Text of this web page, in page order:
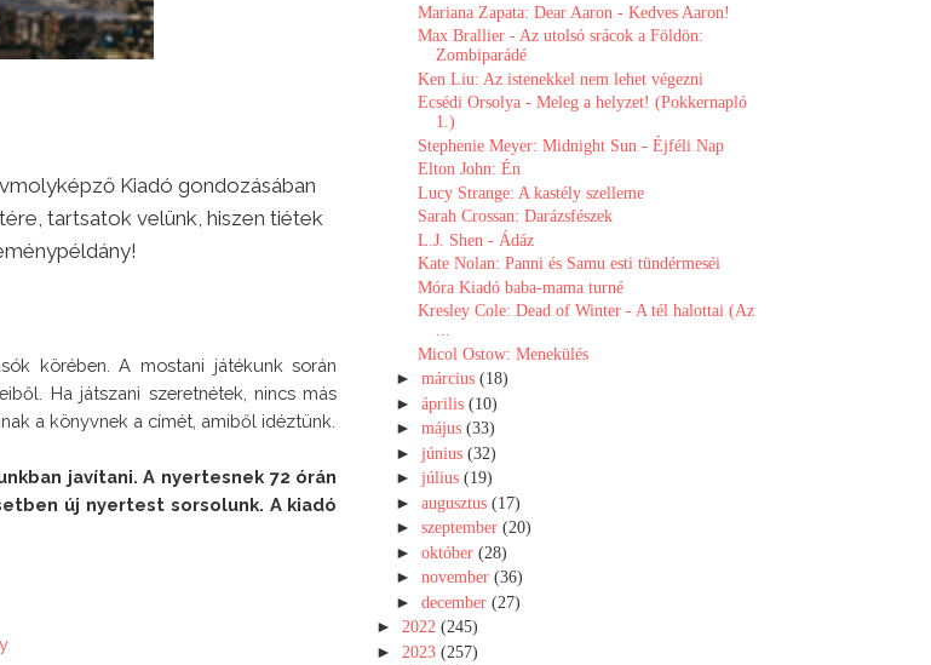
Kiadó gondozásában
tartsatok velünk, hiszen tiétek
körében. A mostani játékunk során
Ha játszani szeretnétek, nincs más
a könyvnek a címét, amiből idéztünk.
javítani. A nyertesnek 72 órán
új nyertest sorsolunk. A kiadó
Mariana Zapata: Dear Aaron - Kedves Aaron!
Max Brallier - Az utolsó srácok a Földön:
Zombiparádé
Ken Liu: Az istenekkel nem lehet végezni
Ecsédi Orsolya - Meleg a helyzet! (Pokkernapló
1.)
Stephenie Meyer: Midnight Sun - Éjféli Nap
Elton John: Én
Lucy Strange: A kastély szelleme
Sarah Crossan: Darázsfészek
L.J. Shen - Ádáz
Kate Nolan: Panni ​és Samu esti tündérmeséi
Móra Kiadó baba-mama turné
Kresley Cole: Dead of Winter - A tél halottai (Az
...
Micol Ostow: Menekülés
►március(18)
►április(10)
►május(33)
►június(32)
►július(19)
►augusztus(17)
►szeptember(20)
►október(28)
►november(36)
►december(27)
► 2022 (245)
► 2023 (257)